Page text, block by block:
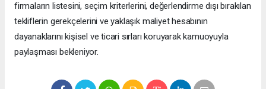
firmaların listesini, seçim kriterlerini, değerlendirme dışı bırakılan
tekliflerin gerekçelerini ve yaklaşık maliyet hesabının
dayanaklarını kişisel ve ticari sırları koruyarak kamuoyuyla
paylaşması bekleniyor.